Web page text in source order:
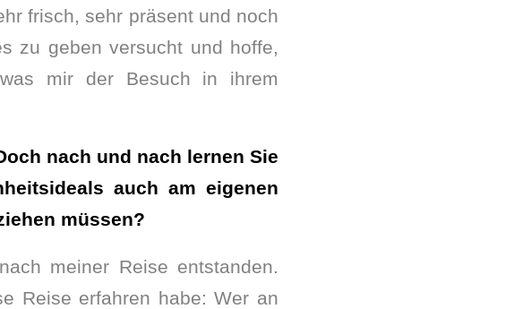
frisch, sehr präsent und noch
zu geben versucht und hoffe,
mir der Besuch in ihrem
nach und nach lernen Sie
auch am eigenen
müssen?
meiner Reise entstanden.
Reise erfahren habe: Wer an